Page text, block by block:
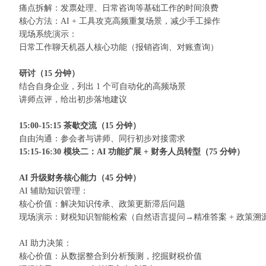
痛点拆解：发票处理、日常咨询等基础工作的时间浪费
核心方法： AI + 工具攻克高频重复场景，减少手工操作
现场系统演示：
日常工作聊天机器人核心功能（报销咨询、对账查询）
研讨（15 分钟）
结合自身企业，列出 1 个可自动化的高频场景
讲师点评，给出初步落地建议
15:00-15:15 茶歇交流（15 分钟）
自由沟通：参会者与讲师、同行初步对接需求
15:15-16:30 模块二： AI 功能扩展 + 财务人员转型（75 分钟）
AI 升级财务核心能力（45 分钟）
AI 辅助知识管理：
核心价值：解决知识传承、政策更新滞后问题
现场演示：财税知识智能检索（自然语言提问 → 精准答案 + 政策溯
AI 助力决策：
核心价值：从数据整合到分析预测，挖掘财税价值